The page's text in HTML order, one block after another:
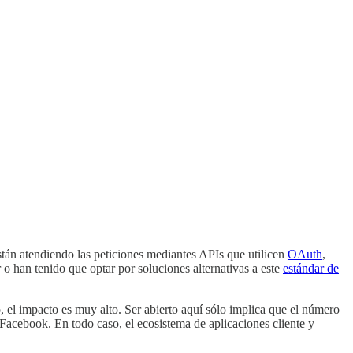
atendiendo las peticiones mediantes APIs que utilicen OAuth,
han tenido que optar por soluciones alternativas a este estándar de
impacto es muy alto. Ser abierto aquí sólo implica que el número
En todo caso, el ecosistema de aplicaciones cliente y